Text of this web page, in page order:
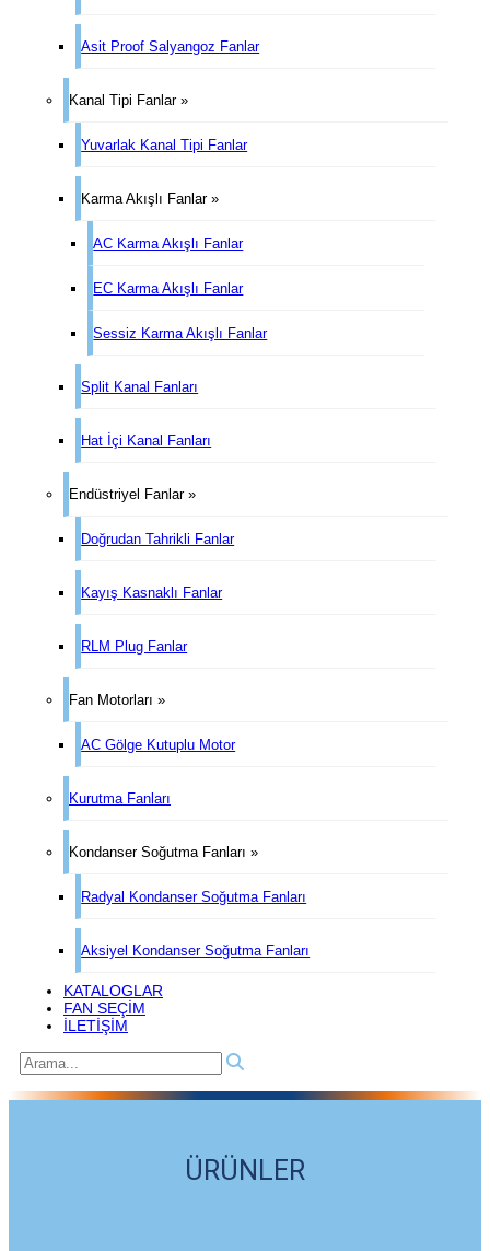
Asit Proof Salyangoz Fanlar
Kanal Tipi Fanlar »
Yuvarlak Kanal Tipi Fanlar
Karma Akışlı Fanlar »
AC Karma Akışlı Fanlar
EC Karma Akışlı Fanlar
Sessiz Karma Akışlı Fanlar
Split Kanal Fanları
Hat İçi Kanal Fanları
Endüstriyel Fanlar »
Doğrudan Tahrikli Fanlar
Kayış Kasnaklı Fanlar
RLM Plug Fanlar
Fan Motorları »
AC Gölge Kutuplu Motor
Kurutma Fanları
Kondanser Soğutma Fanları »
Radyal Kondanser Soğutma Fanları
Aksiyel Kondanser Soğutma Fanları
KATALOGLAR
FAN SEÇİM
İLETİŞİM
ÜRÜNLER